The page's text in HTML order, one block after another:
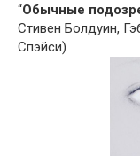
“Обычные
Стивен Болдуин,
Спэйси)